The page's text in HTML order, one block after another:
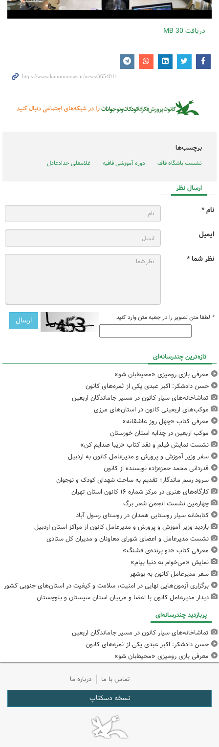
دریافت 30 MB
برچسب‌ها
نشست باشگاه قاف دوره آموزشی قافیه غلامعلی حدادعادل
ارسال نظر
نام *
ایمیل
نظر شما *
* لطفا متن تصویر را در جعبه متن وارد کنید
تازه‌ترین چندرسانه‌ای
معرفی بازی رومیزی «محیط‌بان شو»
حسن دادشکر: اکبر عبدی یکی از ثمره‌های کانون
تماشاخانه‌های سیار کانون در مسیر جاماندگان اربعین
موکب‌های اربعینی کانون در استان‌های مرزی
معرفی کتاب «چهل روز عاشقانه»
موکب اربعین در چذابه استان خوزستان
نشست نمایش فیلم و نقد کتاب «زیبا صدایم کن»
سفر وزیر آموزش و پرورش و مدیرعامل کانون به اردبیل
قدردانی محمد حمزه‌زاده نویسنده از کانون
سرود رسم ماندگار؛ تقدیم به ساحت شهدای کودک و نوجوان
کارگاه‌های هنری در مرکز شماره ۱۶ کانون استان تهران
چهارمین نشست انجمن شعر برگ
کتابخانه سیار روستایی همدان در روستای رسول آباد
بازدید وزیر آموزش و پرورش و مدیرعامل کانون از مراکز استان اردبیل
نشست مدیرعامل و اعضای شورای معاونان و مدیران کل ستادی
معرفی کتاب «دو پرنده‌ی قشنگ»
نمایش «می‌خوام به دنیا بیام»
سفر مدیرعامل کانون به بوشهر
برگزاری آزمون‌هایی نهایی در امنیت، سلامت و کیفیت در استان‌های جنوبی کشور
دیدار مدیرعامل کانون با اعضا و مربیان استان سیستان و بلوچستان
پربازدید چندرسانه‌ای
تماشاخانه‌های سیار کانون در مسیر جاماندگان اربعین
حسن دادشکر: اکبر عبدی یکی از ثمره‌های کانون
معرفی بازی رومیزی «محیط‌بان شو»
تماس با ما درباره ما
نسخه دسکتاپ